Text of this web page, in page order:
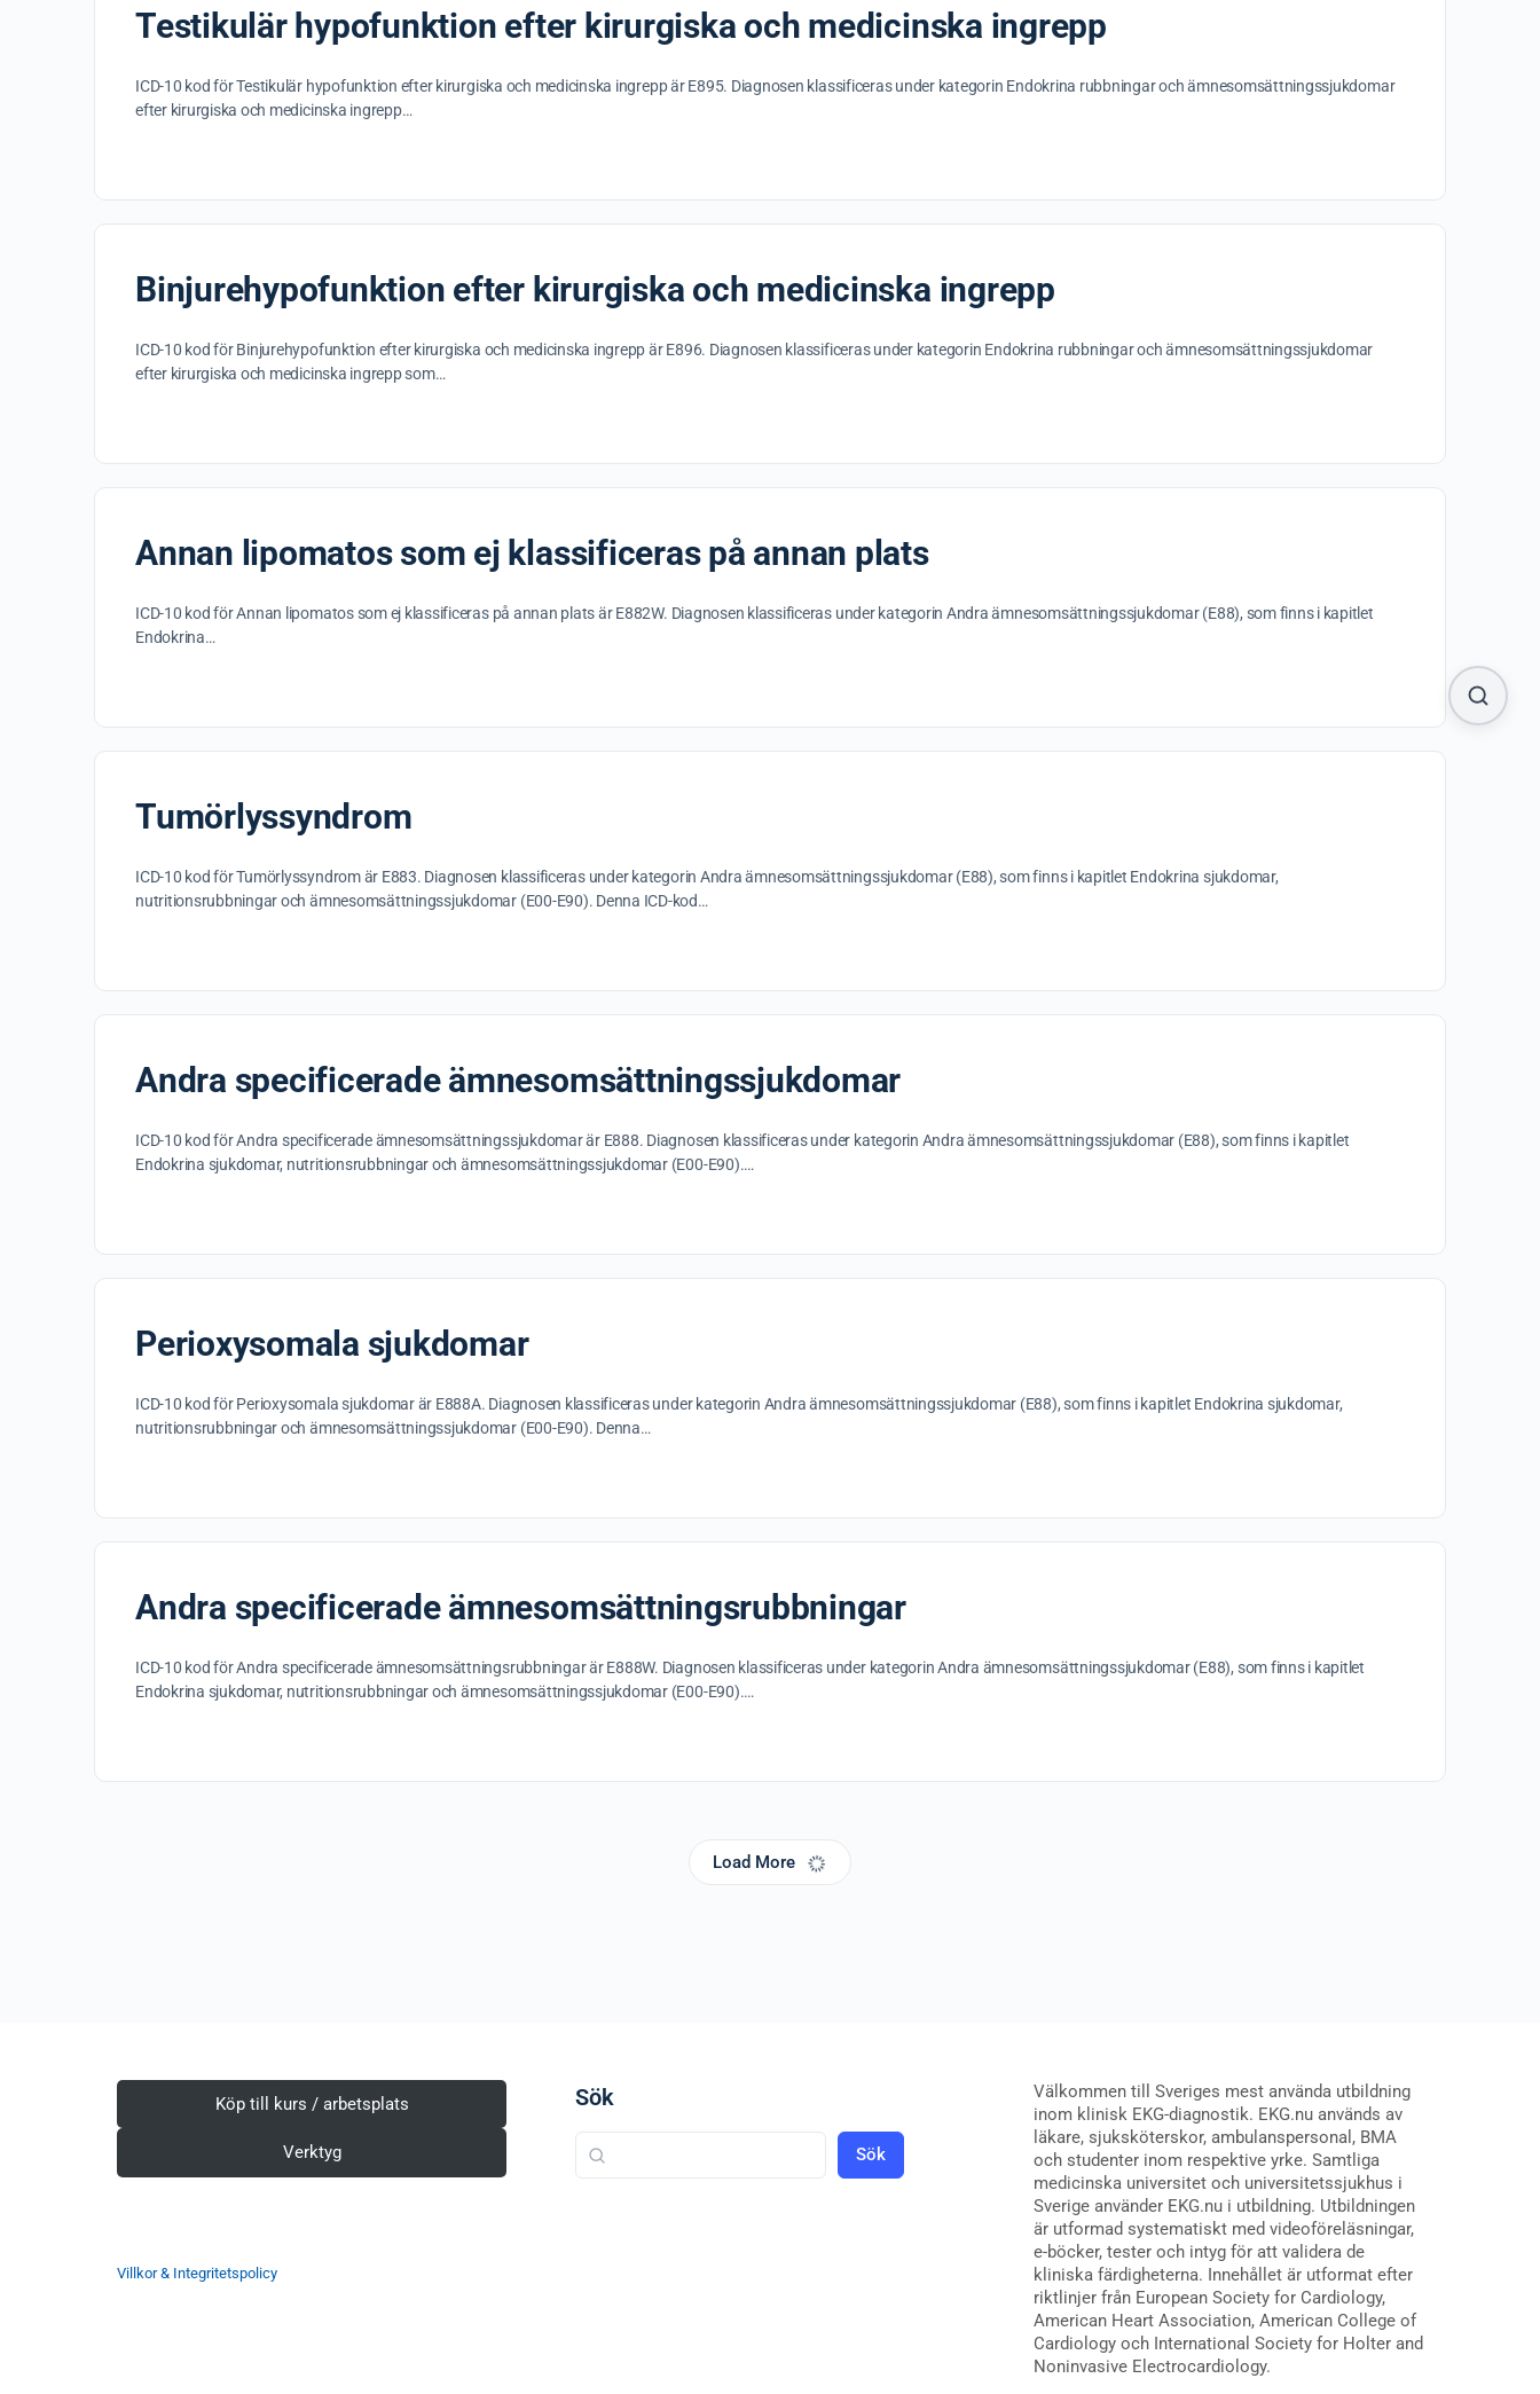
Testikulär hypofunktion efter kirurgiska och medicinska ingrepp
ICD-10 kod för Testikulär hypofunktion efter kirurgiska och medicinska ingrepp är E895. Diagnosen klassificeras under kategorin Endokrina rubbningar och ämnesomsättningssjukdomar
efter kirurgiska och medicinska ingrepp…
Binjurehypofunktion efter kirurgiska och medicinska ingrepp
ICD-10 kod för Binjurehypofunktion efter kirurgiska och medicinska ingrepp är E896. Diagnosen klassificeras under kategorin Endokrina rubbningar och ämnesomsättningssjukdomar
efter kirurgiska och medicinska ingrepp som…
Annan lipomatos som ej klassificeras på annan plats
ICD-10 kod för Annan lipomatos som ej klassificeras på annan plats är E882W. Diagnosen klassificeras under kategorin Andra ämnesomsättningssjukdomar (E88), som finns i kapitlet
Endokrina…
Tumörlyssyndrom
ICD-10 kod för Tumörlyssyndrom är E883. Diagnosen klassificeras under kategorin Andra ämnesomsättningssjukdomar (E88), som finns i kapitlet Endokrina sjukdomar,
nutritionsrubbningar och ämnesomsättningssjukdomar (E00-E90). Denna ICD-kod…
Andra specificerade ämnesomsättningssjukdomar
ICD-10 kod för Andra specificerade ämnesomsättningssjukdomar är E888. Diagnosen klassificeras under kategorin Andra ämnesomsättningssjukdomar (E88), som finns i kapitlet
Endokrina sjukdomar, nutritionsrubbningar och ämnesomsättningssjukdomar (E00-E90).…
Perioxysomala sjukdomar
ICD-10 kod för Perioxysomala sjukdomar är E888A. Diagnosen klassificeras under kategorin Andra ämnesomsättningssjukdomar (E88), som finns i kapitlet Endokrina sjukdomar,
nutritionsrubbningar och ämnesomsättningssjukdomar (E00-E90). Denna…
Andra specificerade ämnesomsättningsrubbningar
ICD-10 kod för Andra specificerade ämnesomsättningsrubbningar är E888W. Diagnosen klassificeras under kategorin Andra ämnesomsättningssjukdomar (E88), som finns i kapitlet
Endokrina sjukdomar, nutritionsrubbningar och ämnesomsättningssjukdomar (E00-E90).…
Load More
Köp till kurs / arbetsplats
Verktyg
Villkor & Integritetspolicy
Sök
Sök
Välkommen till Sveriges mest använda utbildning
inom klinisk EKG-diagnostik. EKG.nu används av
läkare, sjuksköterskor, ambulanspersonal, BMA
och studenter inom respektive yrke. Samtliga
medicinska universitet och universitetssjukhus i
Sverige använder EKG.nu i utbildning. Utbildningen
är utformad systematiskt med videoföreläsningar,
e-böcker, tester och intyg för att validera de
kliniska färdigheterna. Innehållet är utformat efter
riktlinjer från European Society for Cardiology,
American Heart Association, American College of
Cardiology och International Society for Holter and
Noninvasive Electrocardiology.